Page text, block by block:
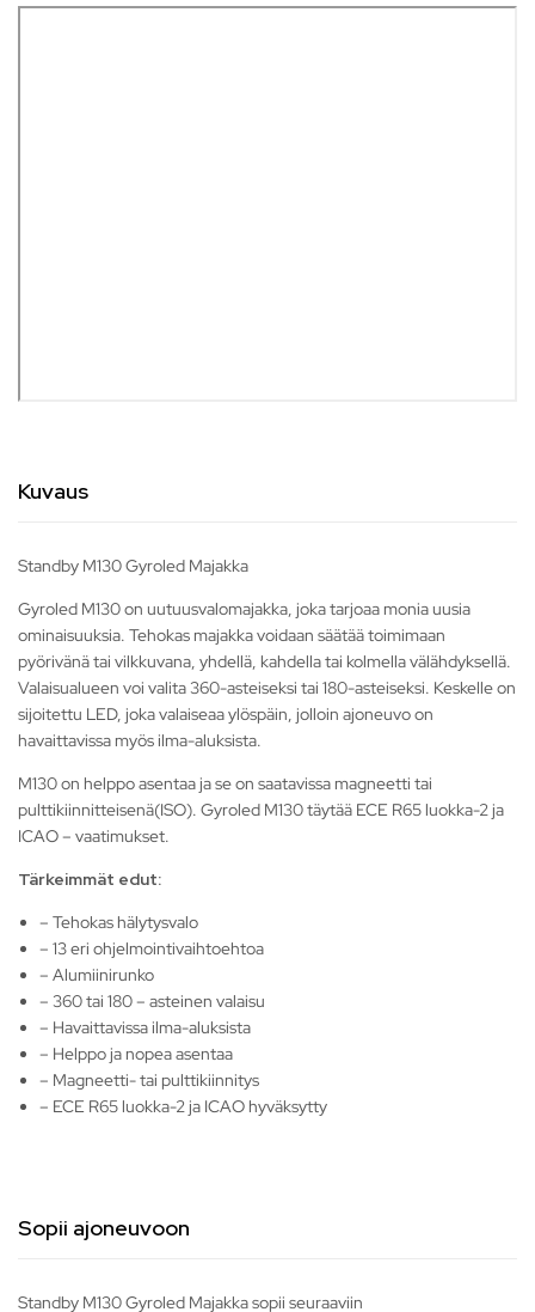
Kuvaus
Standby M130 Gyroled Majakka
Gyroled M130 on uutuusvalomajakka, joka tarjoaa monia uusia
ominaisuuksia. Tehokas majakka voidaan säätää toimimaan
pyörivänä tai vilkkuvana, yhdellä, kahdella tai kolmella välähdyksellä.
Valaisualueen voi valita 360-asteiseksi tai 180-asteiseksi. Keskelle on
sijoitettu LED, joka valaiseaa ylöspäin, jolloin ajoneuvo on
havaittavissa myös ilma-aluksista.
M130 on helppo asentaa ja se on saatavissa magneetti tai
pulttikiinnitteisenä(ISO). Gyroled M130 täytää ECE R65 luokka-2 ja
ICAO – vaatimukset.
Tärkeimmät edut:
– Tehokas hälytysvalo
– 13 eri ohjelmointivaihtoehtoa
– Alumiinirunko
– 360 tai 180 – asteinen valaisu
– Havaittavissa ilma-aluksista
– Helppo ja nopea asentaa
– Magneetti- tai pulttikiinnitys
– ECE R65 luokka-2 ja ICAO hyväksytty
Sopii ajoneuvoon
Standby M130 Gyroled Majakka sopii seuraaviin